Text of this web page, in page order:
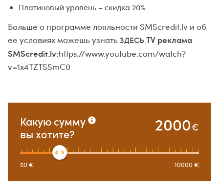
Платиновый уровень – скидка 20%.
Больше о программе лояльности SMScredit.lv и об
ее условиях можешь узнатьЗДЕСЬ.TV реклама
SMScredit.lv:https://www.youtube.com/watch?
v=1x4TZTSSmC0
Какую сумму
вы хотите?
2000€
50 € 10000 €